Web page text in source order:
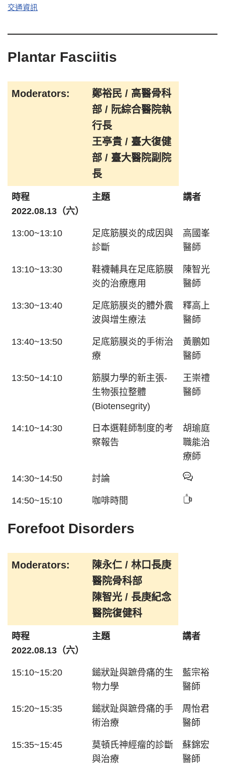
交通資訊​
Plantar Fasciitis
Moderators:
鄭裕民 / 高醫骨科
部 / 阮綜合醫院執
行長
王亭貴 / 臺大復健
部 / 臺大醫院副院
長
時程
2022.08.13（六）
主題 講者
13:00~13:10
足底筋膜炎的成因與
診斷
高國峯
醫師
13:10~13:30
鞋襪輔具在足底筋膜
炎的治療應用
陳智光
醫師
13:30~13:40
足底筋膜炎的體外震
波與增生療法
釋高上
醫師
13:40~13:50
足底筋膜炎的手術治
療
黃鵬如
醫師
13:50~14:10
筋膜力學的新主張-
生物張拉整體
(Biotensegrity)
王崇禮
醫師
14:10~14:30
日本選鞋師制度的考
察報告
胡瑜庭
職能治
療師
14:30~14:50 討論
14:50~15:10 咖啡時間
Forefoot Disorders
Moderators:
陳永仁 / 林口長庚
醫院骨科部
陳智光 / 長庚紀念
醫院復健科
時程
2022.08.13（六）
主題 講者
15:10~15:20
鎚狀趾與蹠骨痛的生
物力學
藍宗裕
醫師
15:20~15:35
鎚狀趾與蹠骨痛的手
術治療
周怡君
醫師
15:35~15:45
莫頓氏神經瘤的診斷
與治療
蘇錦宏
醫師